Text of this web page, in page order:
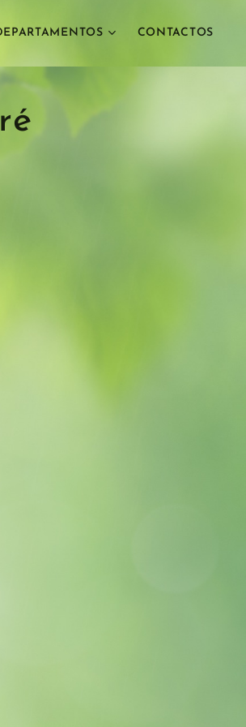
CONTACTOS